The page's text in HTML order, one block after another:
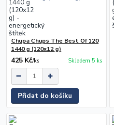
Chupa Chups The Best Of 120
1440 g (120x12 g)
425 Kč/ks Skladem 5 ks
Přidat do košíku